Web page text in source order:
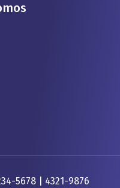
5678 | 4321-9876